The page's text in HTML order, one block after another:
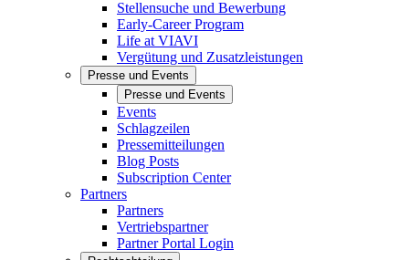
Stellensuche und Bewerbung
Early-Career Program
Life at VIAVI
Vergütung und Zusatzleistungen
Presse und Events
Presse und Events
Events
Schlagzeilen
Pressemitteilungen
Blog Posts
Subscription Center
Partners
Partners
Vertriebspartner
Partner Portal Login